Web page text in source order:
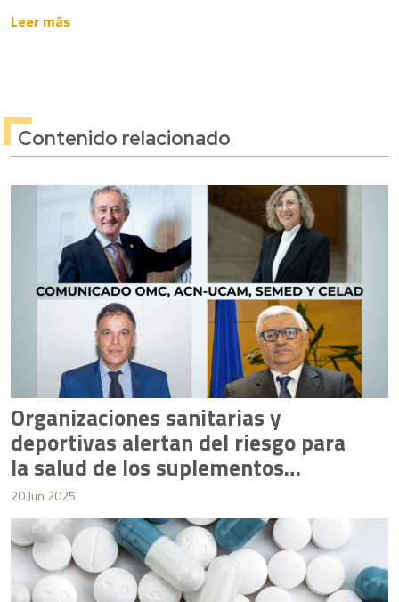
Leer más
Contenido relacionado
Organizaciones sanitarias y
deportivas alertan del riesgo para
la salud de los suplementos
nutricionales
20 Jun 2025